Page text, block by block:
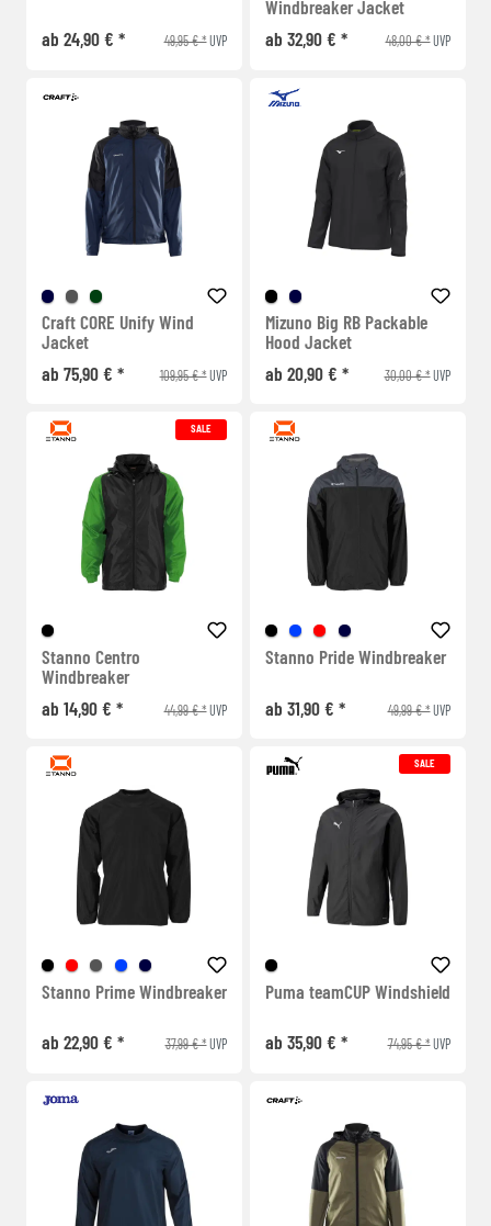
ab 24,90 € * 49,95 € *UVP
Windbreaker Jacket
ab 32,90 € *
48,00 € *UVP
Craft CORE Unify Wind
Jacket
ab 75,90 € *
109,95 € *UVP
Mizuno Big RB Packable
Hood Jacket
ab 20,90 € *
30,00 € *UVP
SALE
Stanno Centro
Windbreaker
ab 14,90 € *
44,99 € *UVP
Stanno Pride Windbreaker
ab 31,90 € * 49,99 € *UVP
Stanno Prime Windbreaker
ab 22,90 € * 37,99 € *UVP
SALE
Puma teamCUP Windshield
ab 35,90 € * 74,95 € *UVP